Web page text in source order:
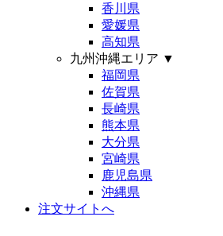
香川県
愛媛県
高知県
九州沖縄エリア ▼
福岡県
佐賀県
長崎県
熊本県
大分県
宮崎県
鹿児島県
沖縄県
注文サイトへ